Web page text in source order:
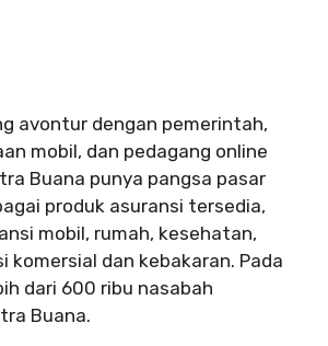
avontur dengan pemerintah,
mobil, dan pedagang online
Buana punya pangsa pasar
produk asuransi tersedia,
mobil, rumah, kesehatan,
komersial dan kebakaran. Pada
dari 600 ribu nasabah
Buana.